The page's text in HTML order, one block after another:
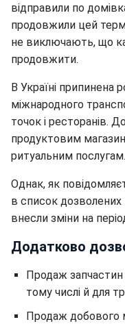
відправили по
продовжили цей
не виключають, що
продовжити.
В Україні припинена
міжнародного
точок і ресторанів.
продуктовим
ритуальним послугам.
Однак, як
в список дозволених
внесли зміни на
Додатково
Продаж запчастин
тому числі й для
Продаж добового